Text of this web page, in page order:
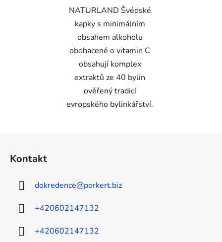
NATURLAND Švédské
kapky s minimálním
obsahem alkoholu
obohacené o vitamin C
obsahují komplex
extraktů ze 40 bylin
ověřený tradicí
evropského bylinkářství.
Kontakt
dokredence@porkert.biz
+420602147132
+420602147132